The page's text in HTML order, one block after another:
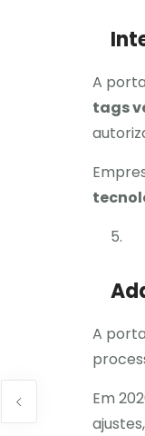
A
tags
A
Em